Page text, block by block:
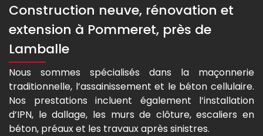
Construction neuve, rénovation et
extension à Pommeret, près de
Lamballe
Nous sommes spécialisés dans la maçonnerie
traditionnelle, l’assainissement et le béton cellulaire.
Nos prestations incluent également l’installation
d’IPN, le dallage, les murs de clôture, escaliers en
béton, préaux et les travaux après sinistres.